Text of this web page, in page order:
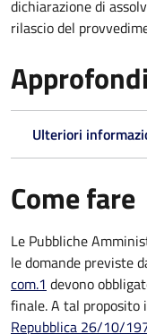
dichiarazione di
rilascio del
Ulteriori
Come fare
Le Pubbliche
le domande previste
com.1 devono
finale. A tal proposito
Repubblica 26/10/